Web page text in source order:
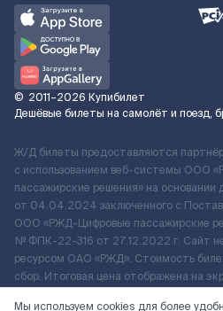
© 2011–2026 Купибилет
Дешёвые билеты на самолёт и поезд,
Ж/Д билеты предоставляются
с использованием веб-системы ООО
пассажирские решения» на
от 04.04.2024 заключенного с
ООО «РЖД-Цифровые пассажирские
№ ФПК-22-316 от 27.12.2022 г. Сайт
ресурсом ОАО «РЖД». Стоимость
сбор. Итоговая цена отображена на
Мы используем cookies для более